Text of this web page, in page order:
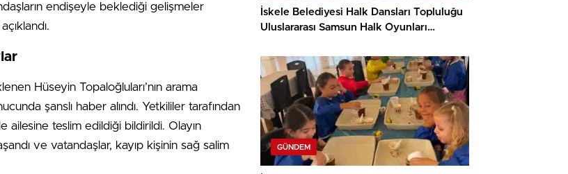
endişeyle beklediği gelişmeler
Hüseyin Topaloğluları’nın arama
şanslı haber alındı. Yetkililer tarafından
ailesine teslim edildiği bildirildi. Olayın
ve vatandaşlar, kayıp kişinin sağ salim
İskele Belediyesi Halk Dansları Topluluğu
Uluslararası Samsun Halk Oyunları
Ediyor
GÜNDEM